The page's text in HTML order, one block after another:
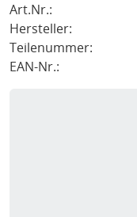
Art.Nr.:
Hersteller:
Teilenummer:
EAN-Nr.: